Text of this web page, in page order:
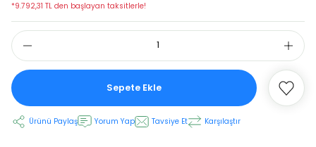
Motor
*9.792,31 TL den başlayan taksitlerle!
Sepete Ekle
Ürünü Paylaş Yorum Yap Tavsiye Et Karşılaştır